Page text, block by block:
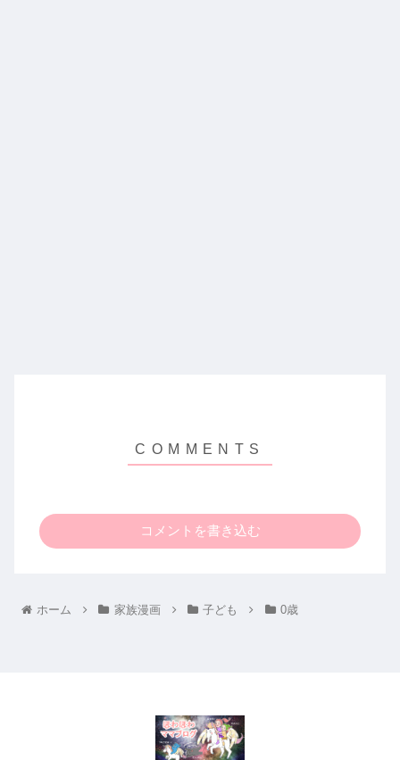
コメントを書き込む
ホーム 家族漫画 子ども 0歳